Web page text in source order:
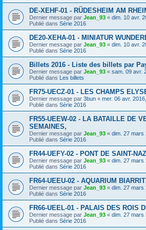
DE-XEHF-01 - RÜDESHEIM AM
Dernier message par Jean_93 « dim. 10 avr.
Publié dans Série 2016
DE20-XEHA-01 - MINIATUR
Dernier message par Jean_93 « dim. 10 avr.
Publié dans Série 2016
Billets 2016 - Liste des billets par
Dernier message par Jean_93 « sam. 09 avr.
Publié dans Les billets
FR75-UECZ-01 - LES CHAMPS
Dernier message par 3bun « mer. 06 avr.
Publié dans Série 2016
FR55-UEEW-02 - LA BATAILLE DE
SEMAINES,
Dernier message par Jean_93 « dim. 27 mars
Publié dans Série 2016
FR44-UEFY-02 - PONT DE SAINT-
Dernier message par Jean_93 « dim. 27 mars
Publié dans Série 2016
FR64-UEEU-02 - AQUARIUM
Dernier message par Jean_93 « dim. 27 mars
Publié dans Série 2016
FR66-UEEL-01 - PALAIS DES ROIS
Dernier message par Jean_93 « dim. 27 mars
Publié dans Série 2016